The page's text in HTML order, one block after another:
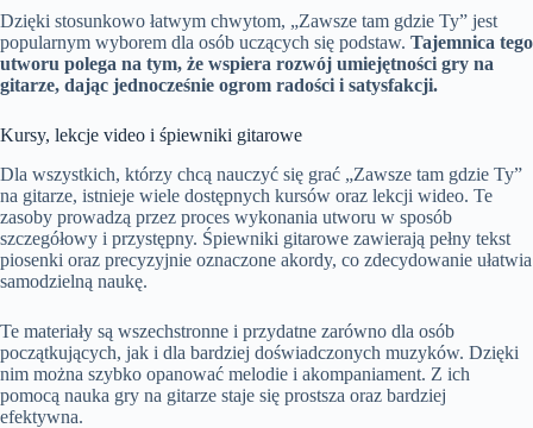
Dzięki stosunkowo łatwym chwytom, „Zawsze tam gdzie Ty” jest
popularnym wyborem dla osób uczących się podstaw. Tajemnica tego
utworu polega na tym, że wspiera rozwój umiejętności gry na
gitarze, dając jednocześnie ogrom radości i satysfakcji.
Kursy, lekcje video i śpiewniki gitarowe
Dla wszystkich, którzy chcą nauczyć się grać „Zawsze tam gdzie Ty”
na gitarze, istnieje wiele dostępnych kursów oraz lekcji wideo. Te
zasoby prowadzą przez proces wykonania utworu w sposób
szczegółowy i przystępny. Śpiewniki gitarowe zawierają pełny tekst
piosenki oraz precyzyjnie oznaczone akordy, co zdecydowanie ułatwia
samodzielną naukę.
Te materiały są wszechstronne i przydatne zarówno dla osób
początkujących, jak i dla bardziej doświadczonych muzyków. Dzięki
nim można szybko opanować melodie i akompaniament. Z ich
pomocą nauka gry na gitarze staje się prostsza oraz bardziej
efektywna.